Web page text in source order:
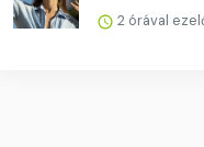
2 órával